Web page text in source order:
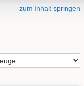
zum Inhalt springen